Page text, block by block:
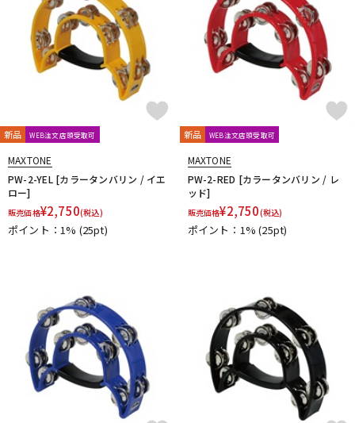
配信/ライブ機器 楽器アクセサリ
新品 WEB注文店頭受取可
MAXTONE
PW-2-YEL [カラータンバリン / イエ
ロー]
販売価格¥2,750(税込)
ポイント：1% (25pt)
新品 WEB注文店頭受取可
MAXTONE
PW-2-RED [カラータンバリン / レ
ッド]
販売価格¥2,750(税込)
ポイント：1%(25pt)